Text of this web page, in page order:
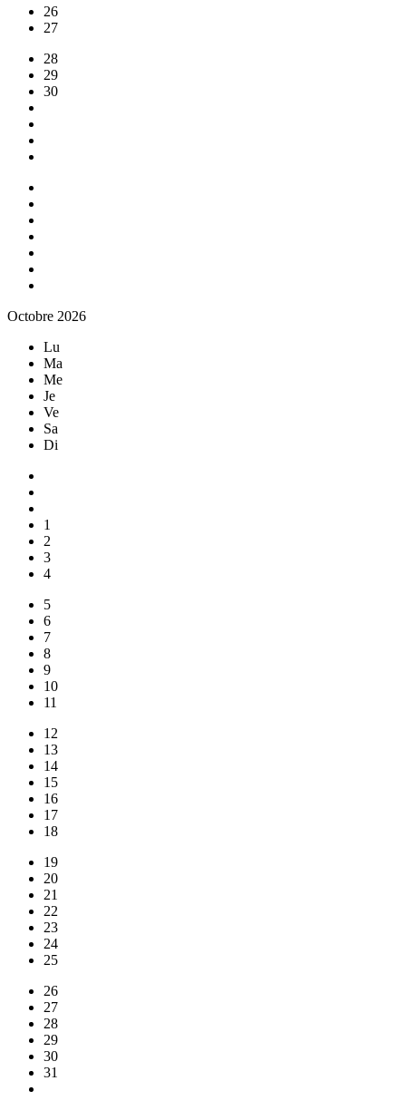
26
27
28
29
30
Octobre 2026
Lu
Ma
Me
Je
Ve
Sa
Di
1
2
3
4
5
6
7
8
9
10
11
12
13
14
15
16
17
18
19
20
21
22
23
24
25
26
27
28
29
30
31